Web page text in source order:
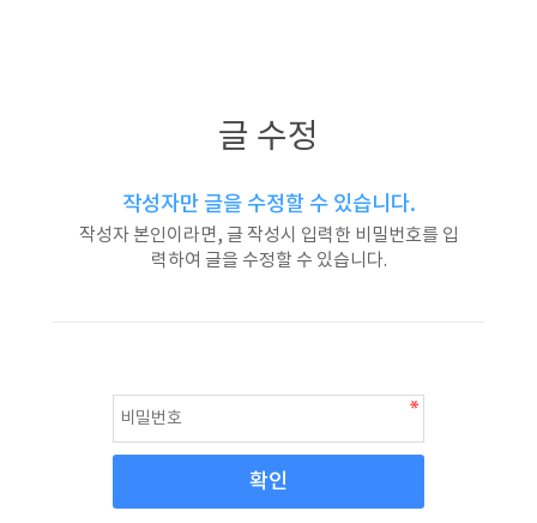
글 수정
작성자만 글을 수정할 수 있습니다.
작성자 본인이라면, 글 작성시 입력한 비밀번호를 입
력하여 글을 수정할 수 있습니다.